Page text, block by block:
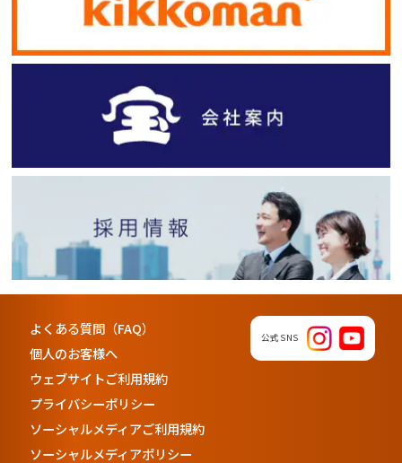
よくある質問（FAQ）
ウェブサイトご利用規約
ソーシャルメディアご利用規約
個人のお客様へ
プライバシーポリシー
ソーシャルメディアポリシー
公式SNS